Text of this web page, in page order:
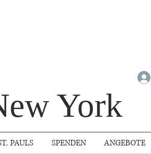
York
PAULS SPENDEN ANGEBOTE